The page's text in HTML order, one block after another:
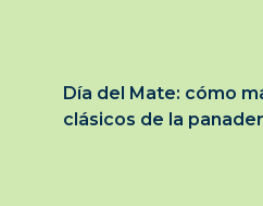
Día del Mate: cómo
clásicos de la